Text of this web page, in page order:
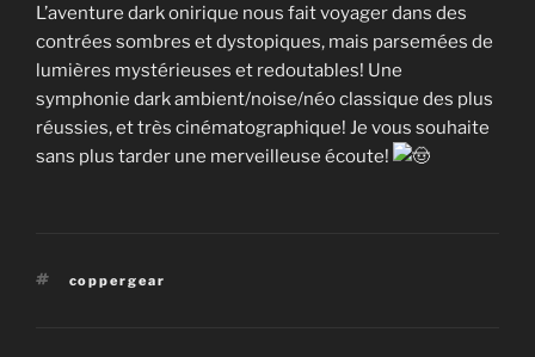
L’aventure dark onirique nous fait voyager dans des
contrées sombres et dystopiques, mais parsemées de
lumières mystérieuses et redoutables! Une
symphonie dark ambient/noise/néo classique des plus
réussies, et très cinématographique! Je vous souhaite
sans plus tarder une merveilleuse écoute!
Étiquettes
coppergear